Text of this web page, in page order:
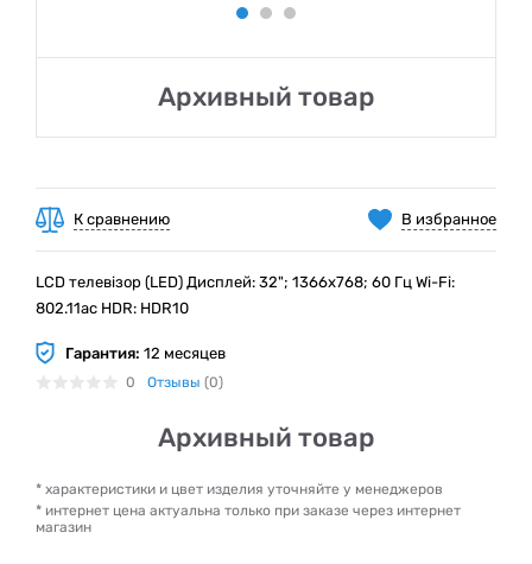
Архивный товар
В избранное
К сравнению
LCD телевізор (LED) Дисплей: 32"; 1366x768; 60 Гц Wi-Fi:
802.11ас HDR: HDR10
Гарантия: 12 месяцев
0 Отзывы (0)
Архивный товар
* характеристики и цвет изделия уточняйте у менеджеров
* интернет цена актуальна только при заказе через интернет
магазин